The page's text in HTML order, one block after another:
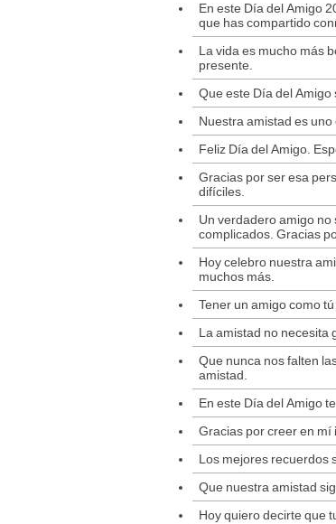
En este Día del Amigo
que has compartido
La vida es mucho más
presente.
Que este Día del
Nuestra amistad es
Feliz Día del Amigo.
Gracias por ser esa
difíciles.
Un verdadero amigo
complicados. Gracias
Hoy celebro nuestra
muchos más.
Tener un amigo como
La amistad no necesita
Que nunca nos falten
amistad.
En este Día del Amigo
Gracias por creer en mí
Los mejores recuerdos
Que nuestra amistad
Hoy quiero decirte que